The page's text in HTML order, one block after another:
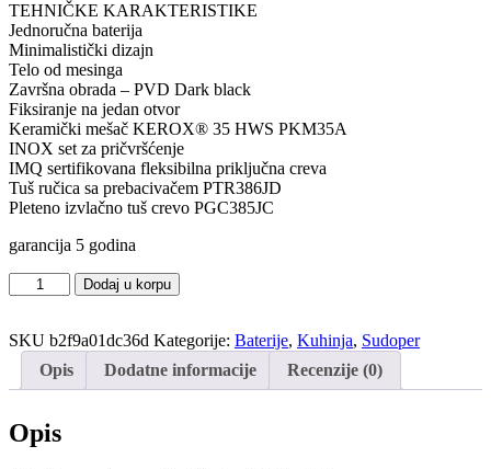
TEHNIČKE KARAKTERISTIKE
Jednoručna baterija
Minimalistički dizajn
Telo od mesinga
Završna obrada – PVD Dark black
Fiksiranje na jedan otvor
Keramički mešač KEROX® 35 HWS PKM35A
INOX set za pričvršćenje
IMQ sertifikovana fleksibilna priključna creva
Tuš ručica sa prebacivačem PTR386JD
Pleteno izvlačno tuš crevo PGC385JC
garancija 5 godina
Baterija
za
sa
izvlačenjem
Rosan
količina
Dodaj u korpu
SKU b2f9a01dc36d Kategorije: Baterije, Kuhinja, Sudoper
Opis
Dodatne informacije Recenzije (0)
Opis